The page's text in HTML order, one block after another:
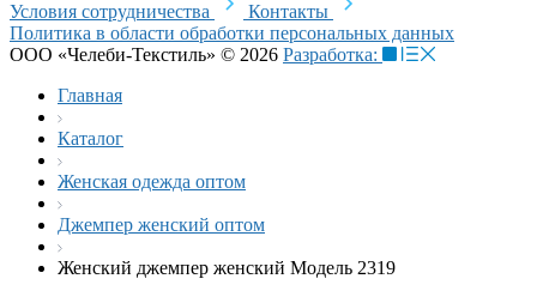
Условия сотрудничества
Контакты
Политика в области обработки персональных данных
ООО «Челеби-Текстиль» © 2026 Разработка:
Главная
Каталог
Женская одежда оптом
Джемпер женский оптом
Женский джемпер женский Модель 2319